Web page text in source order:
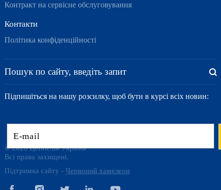
Контракт на сервісне обслуговування
Контакти
Політика конфіденційності
Підпишіться на нашу розсилку, щоб бути в курсі всіх новин:
© 2026 Цеппелін Україна
Всі права захищені.
Підтримка сайту - Червоний хамелеон